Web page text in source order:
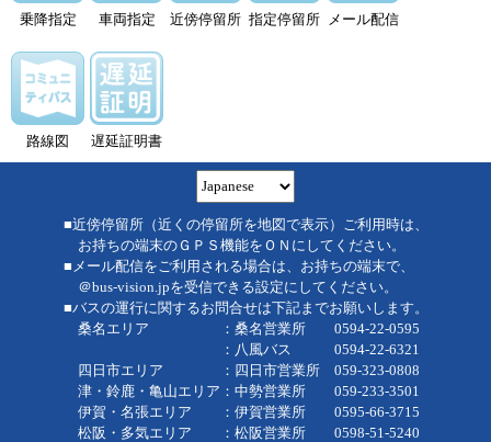
乗降指定 車両指定 近傍停留所 指定停留所 メール配信
路線図 遅延証明書
■近傍停留所（近くの停留所を地図で表示）ご利用時は、
お持ちの端末のＧＰＳ機能をＯＮにしてください。
■メール配信をご利用される場合は、お持ちの端末で、
＠bus-vision.jpを受信できる設定にしてください。
■バスの運行に関するお問合せは下記までお願いします。
桑名エリア ：桑名営業所 0594-22-0595
：八風バス 0594-22-6321
四日市エリア ：四日市営業所 059-323-0808
津・鈴鹿・亀山エリア：中勢営業所 059-233-3501
伊賀・名張エリア ：伊賀営業所 0595-66-3715
松阪・多気エリア ：松阪営業所 0598-51-5240